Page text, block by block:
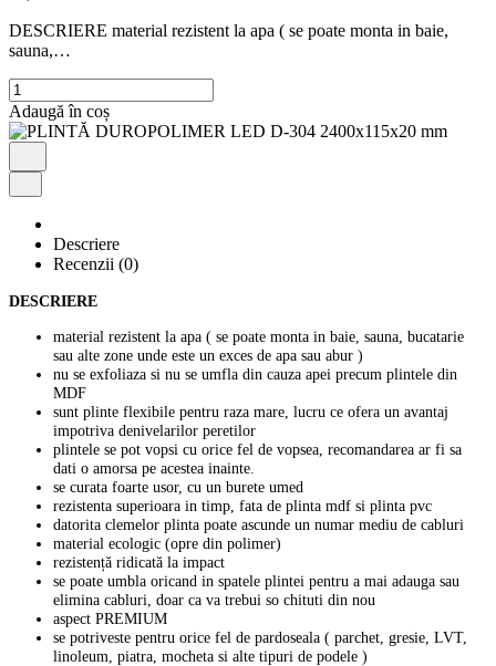
DESCRIERE material rezistent la apa ( se poate monta in baie,
sauna,…
Cantitate
PLINTĂ
DUROPOLIMER
LED
D-
Adaugă în coș
Descriere
Recenzii (0)
DESCRIERE
material rezistent la apa ( se poate monta in baie, sauna, bucatarie
sau alte zone unde este un exces de apa sau abur )
nu se exfoliaza si nu se umfla din cauza apei precum plintele din
MDF
sunt plinte flexibile pentru raza mare, lucru ce ofera un avantaj
impotriva denivelarilor peretilor
plintele se pot vopsi cu orice fel de vopsea, recomandarea ar fi sa
dati o amorsa pe acestea inainte.
se curata foarte usor, cu un burete umed
rezistenta superioara in timp, fata de plinta mdf si plinta pvc
datorita clemelor plinta poate ascunde un numar mediu de cabluri
material ecologic (opre din polimer)
rezistență ridicată la impact
se poate umbla oricand in spatele plintei pentru a mai adauga sau
elimina cabluri, doar ca va trebui so chituti din nou
aspect PREMIUM
se potriveste pentru orice fel de pardoseala ( parchet, gresie, LVT,
linoleum, piatra, mocheta si alte tipuri de podele )